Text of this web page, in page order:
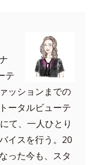
テ
ッションまでの
ータルビューテ
て、一人ひとり
イスを行う。20
った今も、スタ